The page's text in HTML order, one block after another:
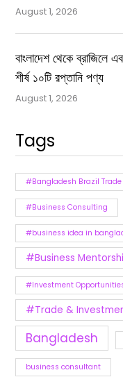
August 1, 2026
বাংলাদেশ থেকে ব্রাজিলে
শীর্ষ ১০টি রপ্তানি পণ্য
August 1, 2026
Tags
#Bangladesh Brazil Trade
#Business Consulting
#business idea in
#Business
#Investment
#Trade &
Bangladesh
business consultant